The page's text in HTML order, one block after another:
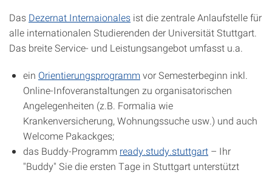
Das Dezernat Internaionales ist die zentrale Anlaufstelle für
alle internationalen Studierenden der Universität Stuttgart.
Das breite Service- und Leistungsangebot umfasst u.a.
ein Orientierungsprogramm vor Semesterbeginn inkl.
Online-Infoveranstaltungen zu organisatorischen
Angelegenheiten (z.B. Formalia wie
Krankenversicherung, Wohnungssuche usw.) und auch
Welcome Pakackges;
das Buddy-Programm ready.study.stuttgart – Ihr
"Buddy" Sie die ersten Tage in Stuttgart unterstützt